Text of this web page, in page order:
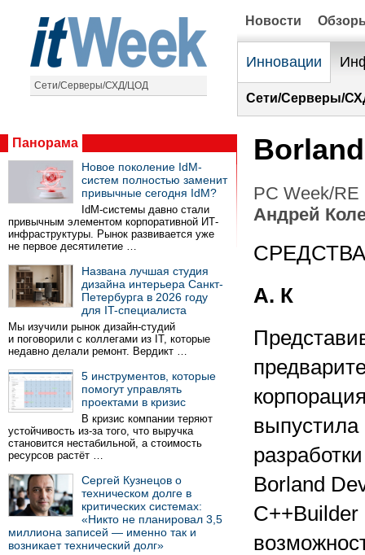
Сети/Серверы/СХД/ЦОД
Новости
Инновации
Сети/Серверы/
Панорама
Новое поколение IdM-
систем полностью заменит
привычные сегодня IdM?
IdM-системы давно стали
привычным элементом корпоративной ИТ-
инфраструктуры. Рынок развивается уже
не первое десятилетие …
Названа лучшая студия
дизайна интерьера Санкт-
Петербурга в 2026 году
для IT-специалиста
Мы изучили рынок дизайн-студий
и поговорили с коллегами из IT, которые
недавно делали ремонт. Вердикт …
5 инструментов, которые
помогут управлять
проектами в кризис
В кризис компании теряют
устойчивость из-за того, что выручка
становится нестабильной, а стоимость
ресурсов растёт …
Сергей Кузнецов о
техническом долге в
критических системах:
«Никто не планировал 3,5
миллиона записей — именно так и
возникает технический долг»
PC Week/RE
Андрей
А. К
Borland